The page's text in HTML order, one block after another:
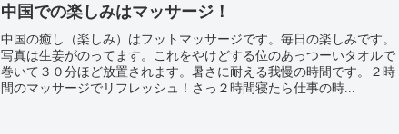
中国での楽しみはマッサージ！
中国の癒し（楽しみ）はフットマッサージです。毎日の楽しみです。
写真は生姜がのってます。これをやけどする位のあっつーいタオルで
巻いて３０分ほど放置されます。暑さに耐える我慢の時間です。２時
間のマッサージでリフレッシュ！さっ２時間寝たら仕事の時...